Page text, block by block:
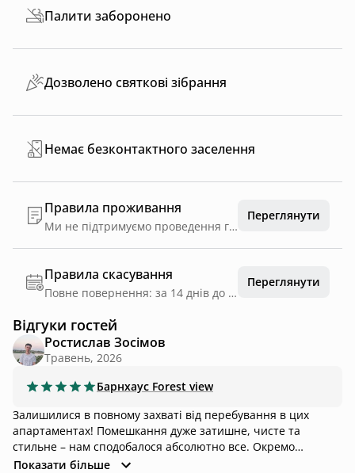
Палити заборонено
Дозволено святкові зібрання
Немає безконтактного заселення
Правила проживання
Ми не підтримуємо проведення гучних вечірок та алкогольних паті - якщо ви щось таке плануєте, то Вам не до нас. Якщо у Вас є діти – прохання самостійно контролювати іх поведінку задля безпеки та непошкождення майна. при знищенні або пошкоджені майна гості компенсують вартість таких збитків. Ми pet-friendly, але тільки за умови того, що Ваша тваринка вихована і має все необхідне для гігієни. За одну тварину у нас фіксована доплата 500 грн за весь відпочинок. Ми надаємо при заїзді одну корзину дров для каміну. Подальші дрова можна купити у адміністратора, вартість 200 грн за кошик.
Переглянути
Правила скасування
Повне повернення: за 14 днів до дати заїзду
Переглянути
Відгуки гостей
Ростислав Зосімов
Травень, 2026
Барнхаус Forest view
Залишилися в повному захваті від перебування в цих
апартаментах! Помешкання дуже затишне, чисте та
стильне – нам сподобалося абсолютно все. Окремо
хочеться відзначити адміністраторку (пані Леся). Вона була
Показати більше